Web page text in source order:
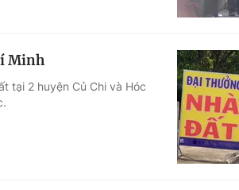
Minh
tại 2 huyện Củ Chi và Hóc